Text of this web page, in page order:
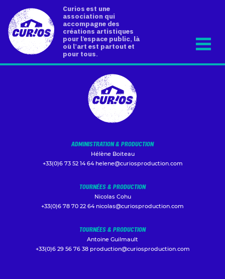
Curios est une
association qui
accompagne des
créations artistiques
pour l’espace public, là
où l’art est partout et
pour tous.
ADMINISTRATION & PRODUCTION
Hélène Boiteau
+33(0)6 73 52 14 64 helene@curiosproduction.com
TOURNÉES & PRODUCTION
Nicolas Cohu
+33(0)6 78 70 22 64 nicolas@curiosproduction.com
TOURNÉES & PRODUCTION
Antoine Guilmault
+33(0)6 29 56 76 38 production@curiosproduction.com